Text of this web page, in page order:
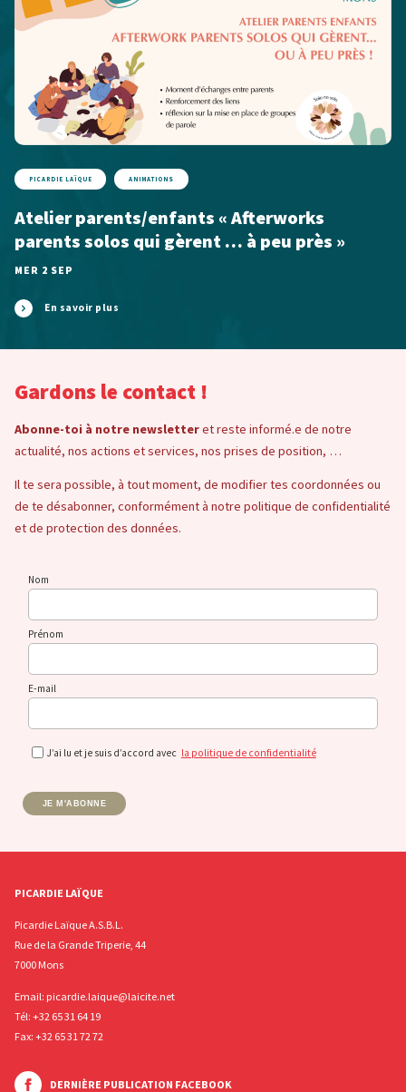
PICARDIE LAÏQUE ANIMATIONS
Atelier parents/enfants « Afterworks
parents solos qui gèrent … à peu près »
MER 2 SEP
En savoir plus
Gardons le contact !
Abonne-toi à notre newsletteret reste informé.e de notre
actualité, nos actions et services, nos prises de position, …
Il te sera possible, à tout moment, de modifier tes coordonnées ou
de te désabonner, conformément à notre politique de confidentialité
et de protection des données.
Nom
Prénom
E-mail
J’ai lu et je suis d’accord avec la politique de confidentialité
JE M'ABONNE
PICARDIE LAÏQUE
Picardie Laïque A.S.B.L.
Rue de la Grande Triperie, 44
7000 Mons
Email: picardie.laique@laicite.net
Tél: +32 65 31 64 19
Fax: +32 65 31 72 72
DERNIÈRE PUBLICATION FACEBOOK